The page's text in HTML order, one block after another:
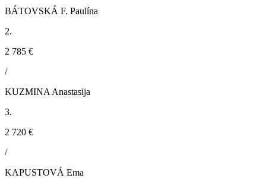
BÁTOVSKÁ F. Paulína
2.
2 785 €
/
KUZMINA Anastasija
3.
2 720 €
/
KAPUSTOVÁ Ema